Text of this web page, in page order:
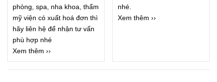
phòng, spa, nha khoa, thẩm
mỹ viện có xuất hoá đơn thì
hãy liên hệ để nhận tư vấn
phù hợp nhé
Xem thêm ››
nhé.
Xem thêm ››